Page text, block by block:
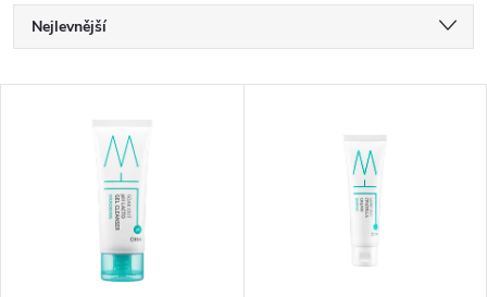
Ř
a
Nejlevnější